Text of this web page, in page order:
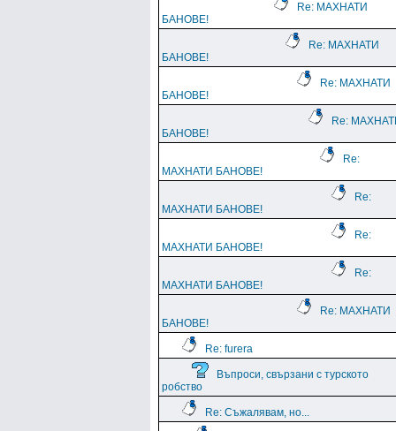
Re: МАХНАТИ
БАНОВЕ!
Re: МАХНАТИ
БАНОВЕ!
Re: МАХНАТИ
БАНОВЕ!
Re:
БАНОВЕ!
Re:
МАХНАТИ БАНОВЕ!
Re:
МАХНАТИ БАНОВЕ!
Re:
МАХНАТИ БАНОВЕ!
Re:
МАХНАТИ БАНОВЕ!
Re: МАХНАТИ
БАНОВЕ!
Re: furera
Въпроси, свързани с турското
робство
Re: Съжалявам, но...